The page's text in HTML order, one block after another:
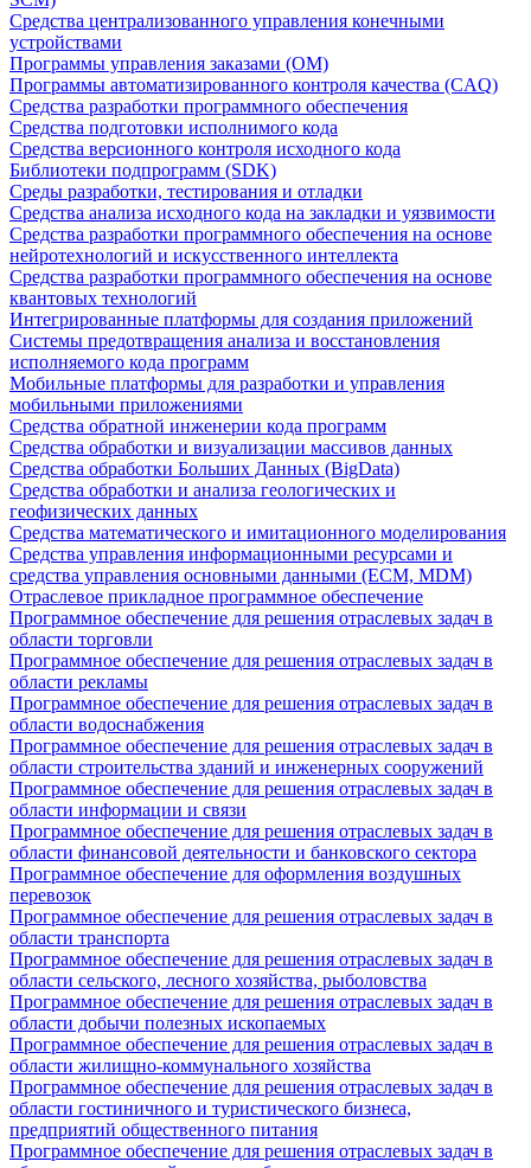
Средства централизованного управления конечными
устройствами
Программы управления заказами (OM)
Программы автоматизированного контроля качества (CAQ)
Средства разработки программного обеспечения
Средства подготовки исполнимого кода
Средства версионного контроля исходного кода
Библиотеки подпрограмм (SDK)
Среды разработки, тестирования и отладки
Средства анализа исходного кода на закладки и уязвимости
Средства разработки программного обеспечения на основе
нейротехнологий и искусственного интеллекта
Средства разработки программного обеспечения на основе
квантовых технологий
Интегрированные платформы для создания приложений
Системы предотвращения анализа и восстановления
исполняемого кода программ
Мобильные платформы для разработки и управления
мобильными приложениями
Средства обратной инженерии кода программ
Средства обработки и визуализации массивов данных
Средства обработки Больших Данных (BigData)
Средства обработки и анализа геологических и
геофизических данных
Средства математического и имитационного моделирования
Средства управления информационными ресурсами и
средства управления основными данными (ECM, MDM)
Отраслевое прикладное программное обеспечение
Программное обеспечение для решения отраслевых задач в
области торговли
Программное обеспечение для решения отраслевых задач в
области рекламы
Программное обеспечение для решения отраслевых задач в
области водоснабжения
Программное обеспечение для решения отраслевых задач в
области строительства зданий и инженерных сооружений
Программное обеспечение для решения отраслевых задач в
области информации и связи
Программное обеспечение для решения отраслевых задач в
области финансовой деятельности и банковского сектора
Программное обеспечение для оформления воздушных
перевозок
Программное обеспечение для решения отраслевых задач в
области транспорта
Программное обеспечение для решения отраслевых задач в
области сельского, лесного хозяйства, рыболовства
Программное обеспечение для решения отраслевых задач в
области добычи полезных ископаемых
Программное обеспечение для решения отраслевых задач в
области жилищно-коммунального хозяйства
Программное обеспечение для решения отраслевых задач в
области гостиничного и туристического бизнеса,
предприятий общественного питания
Программное обеспечение для решения отраслевых задач в